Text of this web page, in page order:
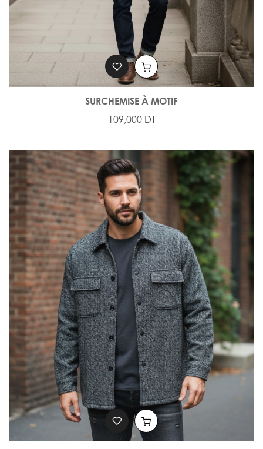
SURCHEMISE À MOTIF
109,000 DT